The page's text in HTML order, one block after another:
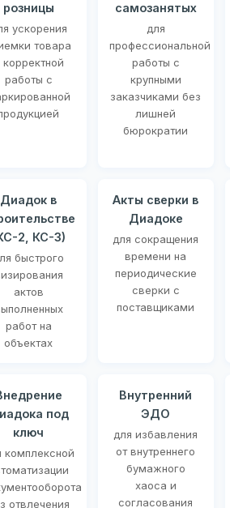
розницы
ускорения
товара
корректной
работы с
самозанятых
для
профессиональной
работы с
крупными
заказчиками без
лишней
бюрократии
Диадок в
2, КС-3)
быстрого
актов
работ на
объектах
Акты сверки в
Диадоке
для сокращения
времени на
периодические
сверки с
поставщиками
под
ключ
комплексной
отвлечения
Внутренний
ЭДО
для избавления
от внутреннего
бумажного
хаоса и
согласования